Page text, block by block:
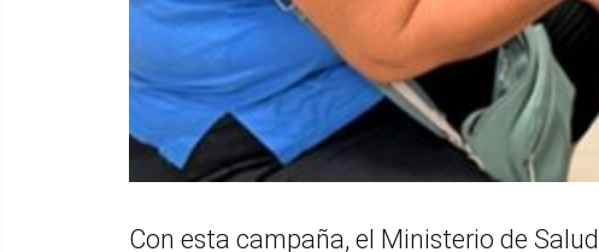
Con esta campaña, el Ministerio de